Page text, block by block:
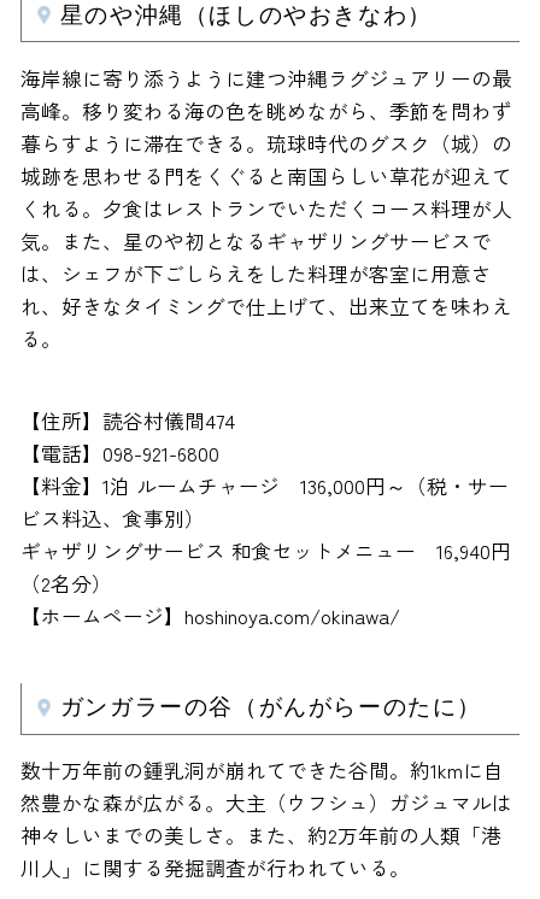
星のや沖縄（ほしのやおきなわ）
海岸線に寄り添うように建つ沖縄ラグジュアリーの最
高峰。移り変わる海の色を眺めながら、季節を問わず
暮らすように滞在できる。琉球時代のグスク（城）の
城跡を思わせる門をくぐると南国らしい草花が迎えて
くれる。夕食はレストランでいただくコース料理が人
気。また、星のや初となるギャザリングサービスで
は、シェフが下ごしらえをした料理が客室に用意さ
れ、好きなタイミングで仕上げて、出来立てを味わえ
る。
【住所】読谷村儀間474
【電話】098-921-6800
【料金】1泊 ルームチャージ 136,000円～（税・サー
ビス料込、食事別）
ギャザリングサービス 和食セットメニュー 16,940円
（2名分）
【ホームページ】hoshinoya.com/okinawa/
ガンガラーの谷（がんがらーのたに）
数十万年前の鍾乳洞が崩れてできた谷間。約1kmに自
然豊かな森が広がる。大主（ウフシュ）ガジュマルは
神々しいまでの美しさ。また、約2万年前の人類「港
川人」に関する発掘調査が行われている。